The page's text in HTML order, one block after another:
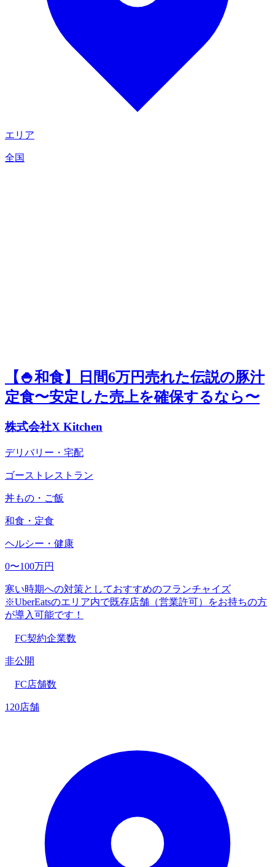
エリア
全国
【🍚和食】日間6万円売れた伝説の豚汁
定食〜安定した売上を確保するなら〜
株式会社X Kitchen
デリバリー・宅配
ゴーストレストラン
丼もの・ご飯
和食・定食
ヘルシー・健康
0〜100万円
寒い時期への対策としておすすめのフランチャイズ
※UberEatsのエリア内で既存店舗（営業許可）をお持ちの方
が導入可能です！
FC契約企業数
非公開
FC店舗数
120店舗